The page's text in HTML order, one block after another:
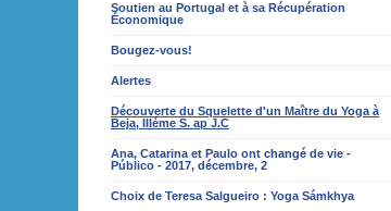
Soutien au Portugal et à sa Récupération
Économique
Bougez-vous!
Alertes
Découverte du Squelette d'un Maître du Yoga à
Beja, IIIème S. ap J.C
Ana, Catarina et Paulo ont changé de vie -
Público - 2017, décembre, 2
Choix de Teresa Salgueiro : Yoga Sámkhya